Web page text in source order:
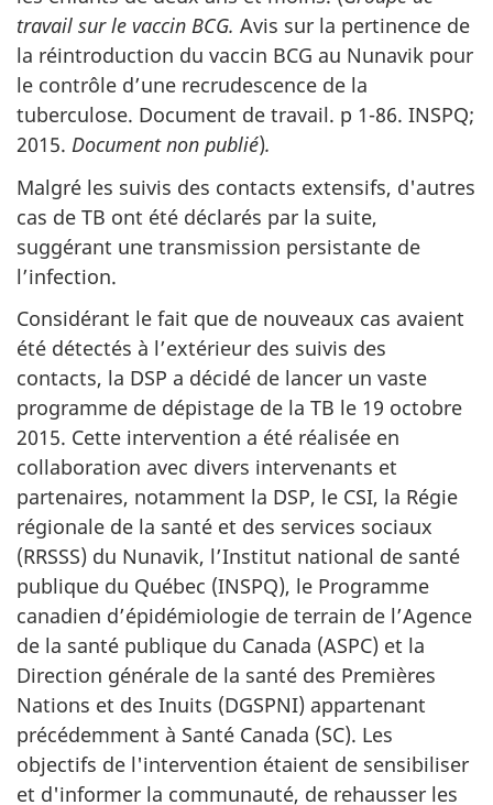
travail sur le vaccin BCG. Avis sur la pertinence de
la réintroduction du vaccin BCG au Nunavik pour
le contrôle d’une recrudescence de la
tuberculose. Document de travail. p 1-86. INSPQ;
2015. Document non publié).
Malgré les suivis des contacts extensifs, d'autres
cas de TB ont été déclarés par la suite,
suggérant une transmission persistante de
l’infection.
Considérant le fait que de nouveaux cas avaient
été détectés à l’extérieur des suivis des
contacts, la DSP a décidé de lancer un vaste
programme de dépistage de la TB le 19 octobre
2015. Cette intervention a été réalisée en
collaboration avec divers intervenants et
partenaires, notamment la DSP, le CSI, la Régie
régionale de la santé et des services sociaux
(RRSSS) du Nunavik, l’Institut national de santé
publique du Québec (INSPQ), le Programme
canadien d’épidémiologie de terrain de l’Agence
de la santé publique du Canada (ASPC) et la
Direction générale de la santé des Premières
Nations et des Inuits (DGSPNI) appartenant
précédemment à Santé Canada (SC). Les
objectifs de l'intervention étaient de sensibiliser
et d'informer la communauté, de rehausser les